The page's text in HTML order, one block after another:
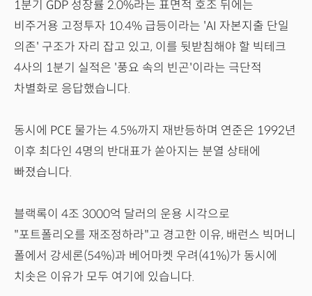
1분기 GDP 성장률 2.0%라는 표면적 호조 뒤에는
비주거용 고정투자 10.4% 급등이라는 'AI 자본지출 단일
의존' 구조가 자리 잡고 있고, 이를 뒷받침해야 할 빅테크
4사의 1분기 실적은 '풍요 속의 빈곤'이라는 극단적
차별화로 응답했습니다.
동시에 PCE 물가는 4.5%까지 재반등하며 연준은 1992년
이후 최다인 4명의 반대표가 쏟아지는 분열 상태에
빠졌습니다.
블랙록이 4조 3000억 달러의 운용 시각으로
"포트폴리오를 재조정하라"고 경고한 이유, 배런스 빅머니
폴에서 강세론(54%)과 베어마켓 우려(41%)가 동시에
치솟은 이유가 모두 여기에 있습니다.